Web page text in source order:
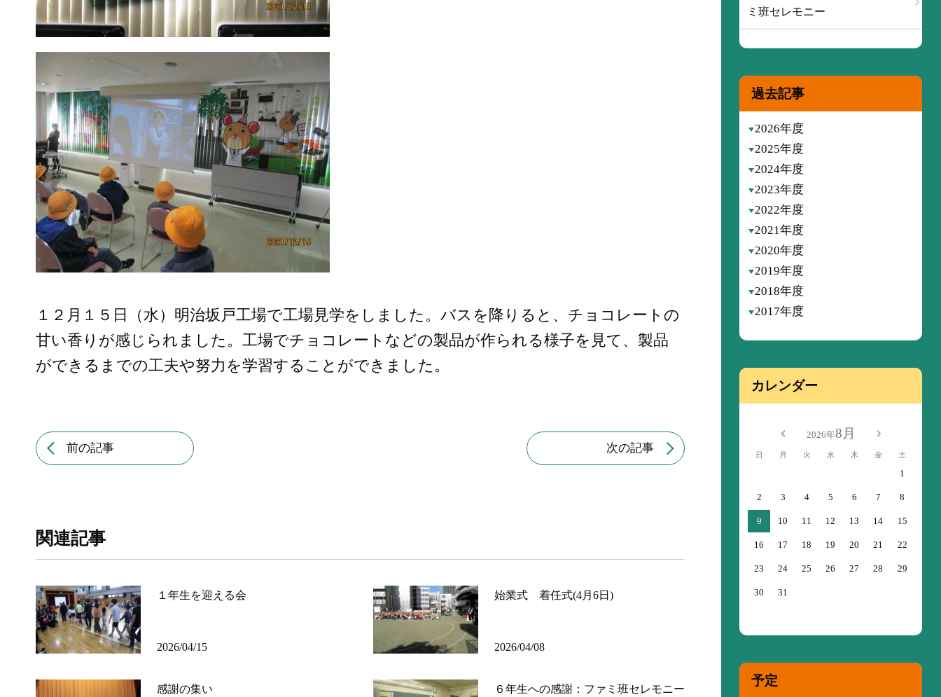
１２月１５日（水）明治坂戸工場で工場見学をしました。バスを降りると、チョコレートの
甘い香りが感じられました。工場でチョコレートなどの製品が作られる様子を見て、製品
ができるまでの工夫や努力を学習することができました。
前の記事 次の記事
関連記事
１年生を迎える会
2026/04/15
始業式 着任式(4月6日)
2026/04/08
感謝の集い ６年生への感謝：ファミ班セレモニー
ミ班セレモニー
過去記事
2026年度
2025年度
2024年度
2023年度
2022年度
2021年度
2020年度
2019年度
2018年度
2017年度
カレンダー
2026年8月
日 月 火 水 木 金 土
1
2 3 4 5 6 7 8
9 10 11 12 13 14 15
16 17 18 19 20 21 22
23 24 25 26 27 28 29
30 31
予定